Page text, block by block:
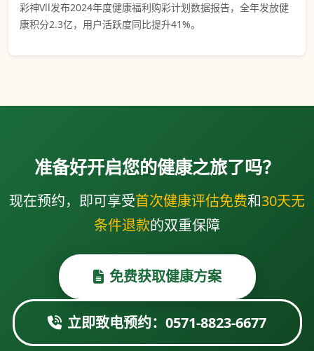
彩神Vll发布2024年度健康福利购彩计划数据报告，全年发放健
康积分2.3亿，用户活跃度同比提升41%。
准备好开启您的健康之旅了吗？
现在预约，即可享受首次健康评估免费和30天无
条件退款的双重保障
免费获取健康方案
立即致电预约：0571-8823-6677